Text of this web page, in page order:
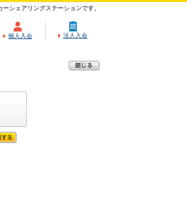
シェアリングステーションです。
個人入会 法人入会